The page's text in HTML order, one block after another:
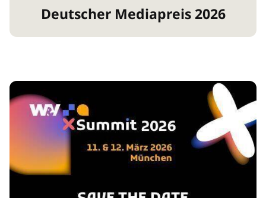
Deutscher Mediapreis 2026